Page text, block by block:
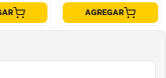
AGREGAR